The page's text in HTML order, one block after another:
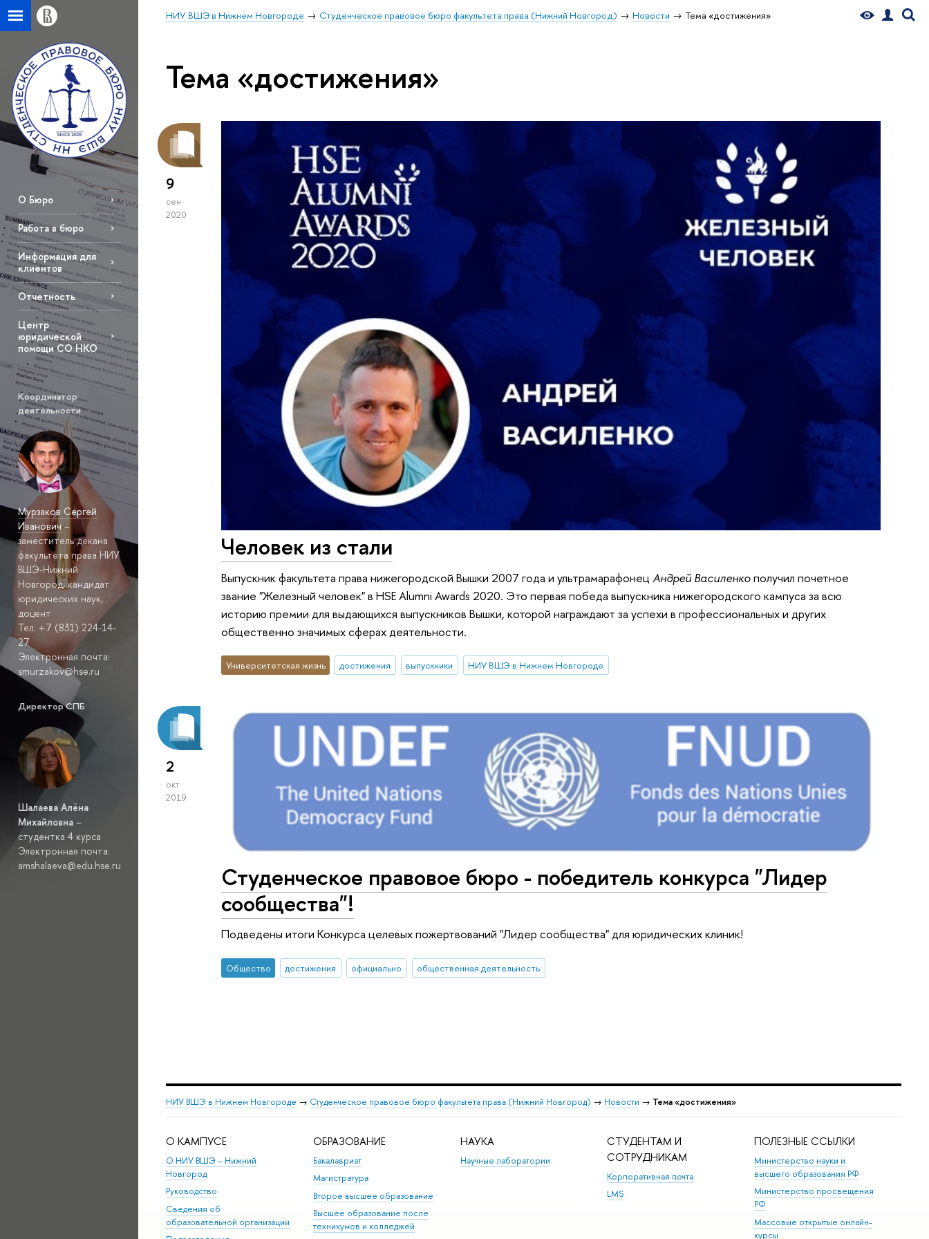
НИУ ВШЭ в Нижнем Новгороде Студенческое правовое бюро факультета права (Нижний Новгород) Новости Тема «достижения»
О Бюро
Работа в бюро
Информация для
клиентов
Отчетность
Центр
юридической
помощи СО НКО
Координатор
деятельности
Мурзаков Сергей
Иванович–
заместитель декана
факультета права НИУ
ВШЭ-Нижний
Новгород, кандидат
юридических наук,
доцент
Тел. +7 (831) 224-14-
27
Электронная почта:
smurzakov@hse.ru
Директор СПБ
Шалаева Алёна
Михайловна –
студентка 4 курса
Электронная почта:
amshalaeva@edu.hse.ru
Тема «достижения»
9
сен
2020
Человек из стали
Выпускник факультета права нижегородской Вышки 2007 года и ультрамарафонец Андрей Василенкополучил почетное
звание "Железный человек" в HSE Alumni Awards 2020. Это первая победа выпускника нижегородского кампуса за всю
историю премии для выдающихся выпускников Вышки, которой награждают за успехи в профессиональных и других
общественно значимых сферах деятельности.
Университетская жизнь достижения выпускники НИУ ВШЭ в Нижнем Новгороде
2
окт
2019
Студенческое правовое бюро - победитель конкурса "Лидер
сообщества"!
Подведены итоги Конкурса целевых пожертвований "Лидер сообщества" для юридических клиник!
Общество достижения официально общественная деятельность
НИУ ВШЭ в Нижнем Новгороде → Студенческое правовое бюро факультета права (Нижний Новгород) → Новости → Тема «достижения»
О КАМПУСЕ
О НИУ ВШЭ – Нижний
Новгород
Руководство
Сведения об
образовательной организации
ОБРАЗОВАНИЕ
Бакалавриат
Магистратура
Второе высшее образование
Высшее образование после
техникумов и колледжей
НАУКА
Научные лаборатории
СТУДЕНТАМ И
СОТРУДНИКАМ
Корпоративная почта
LMS
ПОЛЕЗНЫЕ ССЫЛКИ
Министерство науки и
высшего образования РФ
Министерство просвещения
РФ
Массовые открытые онлайн-
курсы